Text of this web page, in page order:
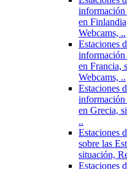
información
en
Webcams, ..
Estaciones
información
en Francia,
Webcams, ..
Estaciones
información
en Grecia,
..
Estaciones
sobre las
situación,
Estaciones